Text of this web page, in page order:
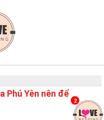
Phú Yên nên để
2